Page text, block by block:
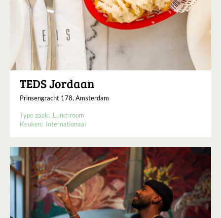
TEDS Jordaan
Prinsengracht 178, Amsterdam
Type zaak: Lunchroom
Keuken: Internationaal